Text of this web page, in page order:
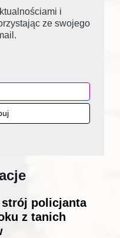
i
ze swojego
policjanta
z tanich